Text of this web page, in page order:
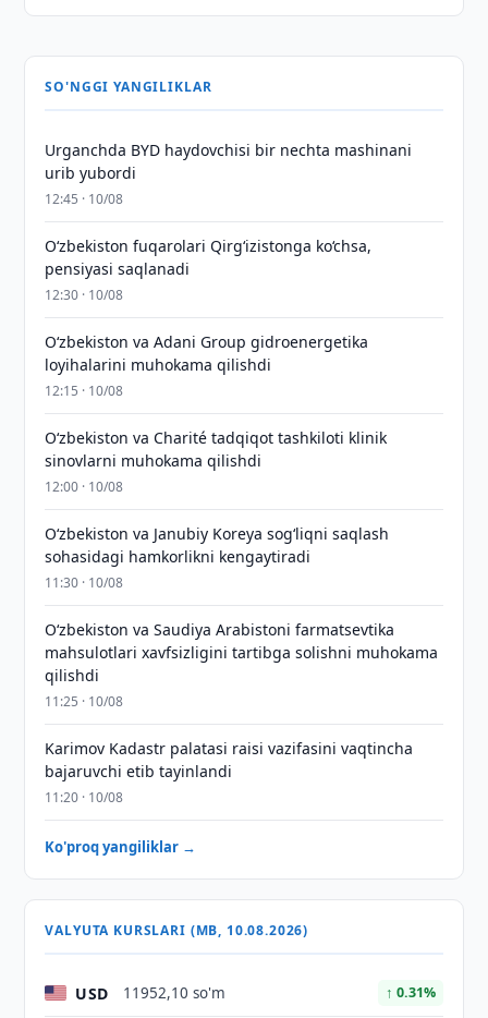
SO'NGGI YANGILIKLAR
Urganchda BYD haydovchisi bir nechta mashinani
urib yubordi
12:45 · 10/08
O‘zbekiston fuqarolari Qirg‘izistonga ko‘chsa,
pensiyasi saqlanadi
12:30 · 10/08
Oʻzbekiston va Adani Group gidroenergetika
loyihalarini muhokama qilishdi
12:15 · 10/08
Oʻzbekiston va Charité tadqiqot tashkiloti klinik
sinovlarni muhokama qilishdi
12:00 · 10/08
Oʻzbekiston va Janubiy Koreya sogʻliqni saqlash
sohasidagi hamkorlikni kengaytiradi
11:30 · 10/08
Oʻzbekiston va Saudiya Arabistoni farmatsevtika
mahsulotlari xavfsizligini tartibga solishni muhokama
qilishdi
11:25 · 10/08
Karimov Kadastr palatasi raisi vazifasini vaqtincha
bajaruvchi etib tayinlandi
11:20 · 10/08
Ko'proq yangiliklar →
VALYUTA KURSLARI (MB, 10.08.2026)
USD 11952,10 so'm ↑ 0.31%